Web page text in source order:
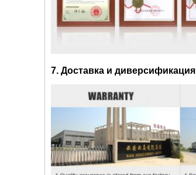
7. Доставка и диверсификация